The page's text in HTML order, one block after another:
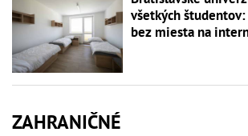
všetkých
bez miesta na
ZAHRANIČNÉ